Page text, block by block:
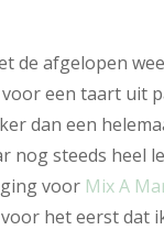
de afgelopen
een taart uit
dan een
nog steeds heel
voor Mix A
het eerst dat